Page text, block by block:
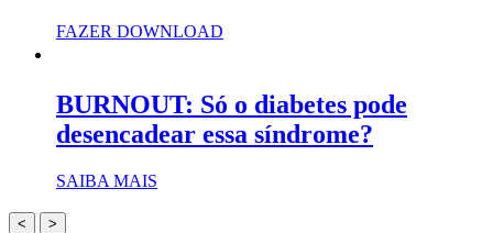
FAZER DOWNLOAD
BURNOUT: Só o diabetes pode
desencadear essa síndrome?
SAIBA MAIS
< >